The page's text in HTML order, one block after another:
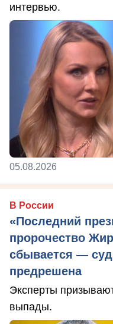
интервью.
05.08.2026
В России
«Последний
пророчество
сбывается —
предрешена
Эксперты
выпады.